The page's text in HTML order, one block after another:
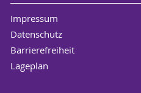
Impressum
Datenschutz
Barrierefreiheit
Lageplan